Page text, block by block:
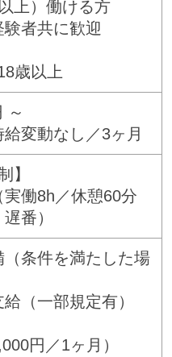
上）働ける方
者共に歓迎
歳以上
～
変動なし／3ヶ月
】
働8h／休憩60分
番）
条件を満たした場
（一部規定有）
円／1ヶ月）